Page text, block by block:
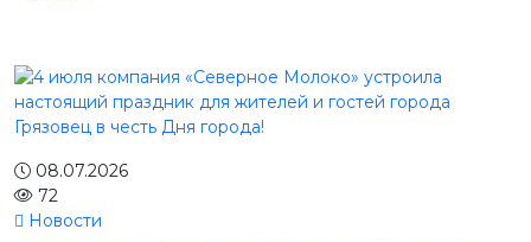
08.07.2026
72
Новости